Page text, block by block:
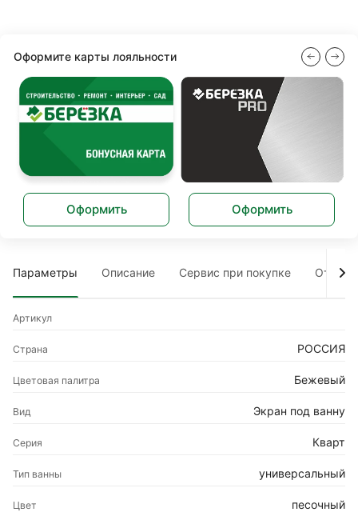
Оформите карты лояльности
Оформить Оформить
Параметры Описание Сервис при покупке Отзывы
Артикул
Страна РОССИЯ
Цветовая палитра Бежевый
Вид Экран под ванну
Серия Кварт
Тип ванны универсальный
Цвет песочный